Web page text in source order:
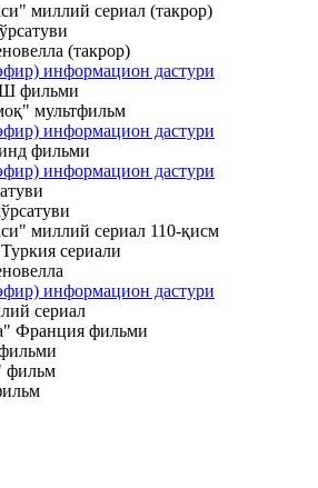
миллий сериал (такрор)
(такрор)
информацион дастури
фильми
мультфильм
информацион дастури
фильми
информацион дастури
миллий сериал 110-қисм
сериали
информацион дастури
сериал
Франция фильми
фильм